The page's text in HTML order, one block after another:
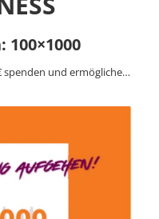
spenden und ermögliche…